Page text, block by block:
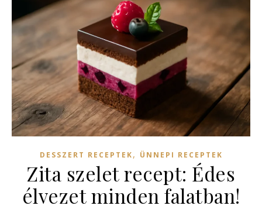
DESSZERT RECEPTEK, ÜNNEPI RECEPTEK
Zita szelet recept: Édes
élvezet minden falatban!